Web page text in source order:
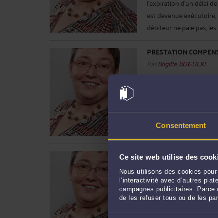
Consentement
Ce site web utilise des
Nous utilisons des cookies
l’interactivité avec d’autres
campagnes publicitaires.
de les refuser tous ou de les
l'expiration d'un délai
est devenue
débiteur ne paie pas,
PRESTATION
Par Brigitte BOGUCKI
lecture attentive de ce
APPEL À TÉMOINS
Brigitte BOGUCKI
Je suis régulièrement
personnes